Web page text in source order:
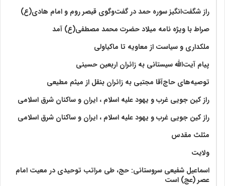
راز شگفت‌انگیز سوره حمد در گفت‌وگوی قیصر روم و امام هادی(ع)
صراط با ویژه نامه میلاد حضرت محمد مصطفی(ع) آمد
ملکداری و سیاست از معاویه تا ماکیاولی
پیام آیت‌الله سیستانی به زائران اربعین حسینی
توصیه‌های حاج‌آقا مجتبی به زائران بنقل از میثم مطیعی
راز کین جویی غرب و یهود علیه اسلام ، ایران و ساکنان شرق اسلامی
راز کین جویی غرب و یهود علیه اسلام ، ایران و ساکنان شرق اسلامی
مثلث مقدس
ولايت‏
اسماعیل شفیعی سروستانی: حج، طی مراتب توحیدی در معیت امام
عصر (عج) است